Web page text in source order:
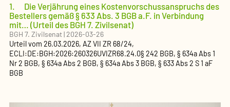
1. Die Verjährung eines Kostenvorschussanspruchs des
Bestellers gemäß § 633 Abs. 3 BGB a.F. in Verbindung
mit… (Urteil des BGH 7. Zivilsenat)
BGH 7. Zivilsenat|2026-03-26
Urteilvom 26.03.2026, AZVII ZR 68/24,
ECLI:DE:BGH:2026:260326UVIZR68.24.0§ 242 BGB, § 634a Abs 1
Nr 2 BGB, § 634a Abs 2 BGB, § 634a Abs 3 BGB, § 633 Abs 2 S 1 aF
BGB